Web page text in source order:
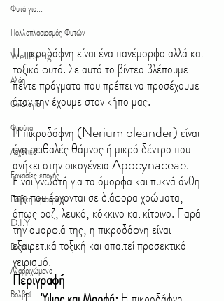
Φυτά για...
Πολλαπλασιασμός Φυτών
WellBeing
Αλόη
Οικολογία
Φρούτα
Λαχανικά
Εργασίες εποχής
Παιδική κηπουρική
D.I.Y.
Βότανα
Αναρριχώμενα
Βολβοί
Η πικροδάφνη είναι ένα πανέμορφο αλλά και
τοξικό φυτό. Σε αυτό το βίντεο βλέπουμε
πέντε πράγματα που πρέπει να προσέχουμε
όταν την έχουμε στον κήπο μας.
Η πικροδάφνη (Nerium oleander) είναι
ένα αειθαλές θάμνος ή μικρό δέντρο που
ανήκει στην οικογένεια Apocynaceae.
Είναι γνωστή για τα όμορφα και πυκνά άνθη
της που έρχονται σε διάφορα χρώματα,
όπως ροζ, λευκό, κόκκινο και κίτρινο. Παρά
την ομορφιά της, η πικροδάφνη είναι
εξαιρετικά τοξική και απαιτεί προσεκτικό
χειρισμό.
Περιγραφή